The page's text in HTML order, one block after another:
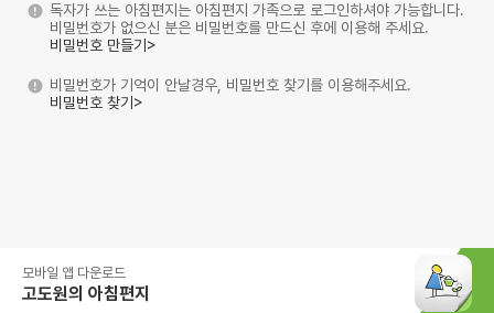
독자가 쓰는 아침편지는 아침편지 가족으로 로그인하셔야 가능합니다.
비밀번호가 없으신 분은 비밀번호를 만드신 후에 이용해 주세요.
비밀번호 만들기>
비밀번호가 기억이 안날경우, 비밀번호 찾기를 이용해주세요.
비밀번호 찾기>
모바일 앱 다운로드
고도원의 아침편지